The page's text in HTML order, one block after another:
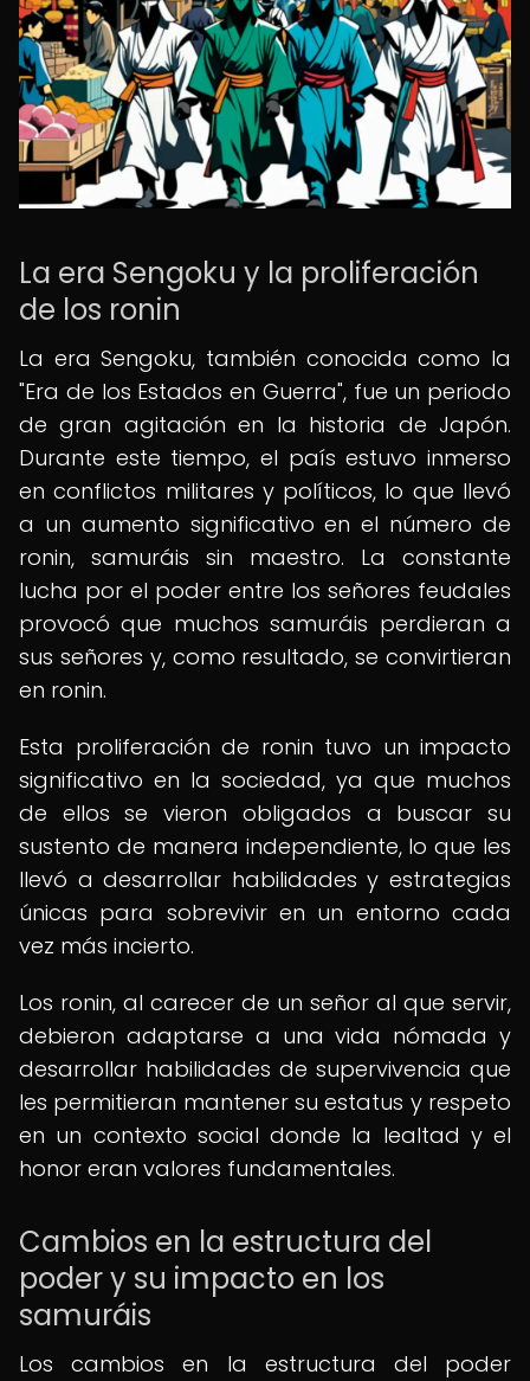
La era Sengoku y la proliferación
de los ronin
La era Sengoku, también conocida como la
"Era de los Estados en Guerra", fue un periodo
de gran agitación en la historia de Japón.
Durante este tiempo, el país estuvo inmerso
en conflictos militares y políticos, lo que llevó
a un aumento significativo en el número de
ronin, samuráis sin maestro. La constante
lucha por el poder entre los señores feudales
provocó que muchos samuráis perdieran a
sus señores y, como resultado, se convirtieran
en ronin.
Esta proliferación de ronin tuvo un impacto
significativo en la sociedad, ya que muchos
de ellos se vieron obligados a buscar su
sustento de manera independiente, lo que les
llevó a desarrollar habilidades y estrategias
únicas para sobrevivir en un entorno cada
vez más incierto.
Los ronin, al carecer de un señor al que servir,
debieron adaptarse a una vida nómada y
desarrollar habilidades de supervivencia que
les permitieran mantener su estatus y respeto
en un contexto social donde la lealtad y el
honor eran valores fundamentales.
Cambios en la estructura del
poder y su impacto en los
samuráis
Los cambios en la estructura del poder